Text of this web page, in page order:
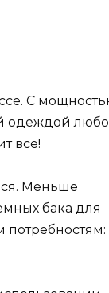
С
одеждой
все!
Меньше
бака для
потребностям: